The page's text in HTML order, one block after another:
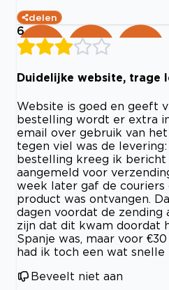
delen
6
Duidelijke website, trage
Website is goed en geeft
bestelling wordt er extra
email over gebruik van
tegen viel was de
bestelling kreeg ik
aangemeld voor
week later gaf de couriers
product was ontvangen.
dagen voordat de zending
zijn dat dit kwam doordat
Spanje was, maar voor
had ik toch een wat snelle
Beveelt niet aan